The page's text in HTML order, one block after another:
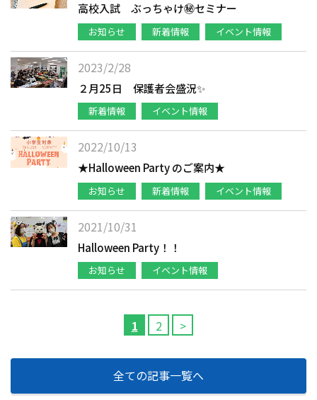
高校入試 ぶっちゃけ㊙セミナー
お知らせ 新着情報 イベント情報
2023/2/28
２月25日 保護者会盛況✨
新着情報 イベント情報
2022/10/13
★Halloween Party のご案内★
お知らせ 新着情報 イベント情報
2021/10/31
Halloween Party！！
お知らせ イベント情報
1 2 >
全ての記事一覧へ